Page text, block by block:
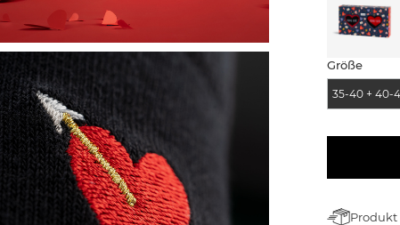
Größe
35-40 + 40-
Produkt